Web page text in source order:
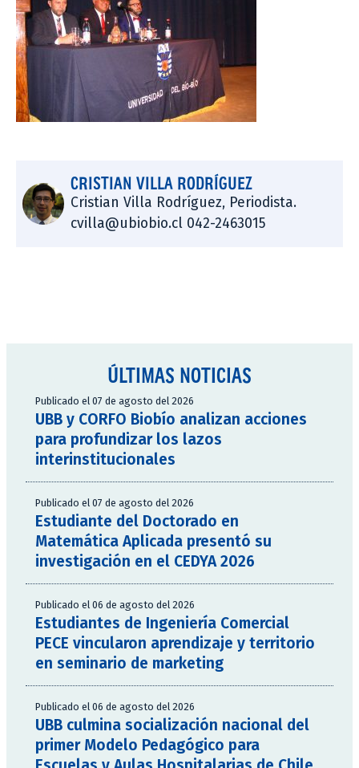
CRISTIAN VILLA RODRÍGUEZ
Cristian Villa Rodríguez, Periodista.
cvilla@ubiobio.cl 042-2463015
ÚLTIMAS NOTICIAS
Publicado el 07 de agosto del 2026
UBB y CORFO Biobío analizan acciones
para profundizar los lazos
interinstitucionales
Publicado el 07 de agosto del 2026
Estudiante del Doctorado en
Matemática Aplicada presentó su
investigación en el CEDYA 2026
Publicado el 06 de agosto del 2026
Estudiantes de Ingeniería Comercial
PECE vincularon aprendizaje y territorio
en seminario de marketing
Publicado el 06 de agosto del 2026
UBB culmina socialización nacional del
primer Modelo Pedagógico para